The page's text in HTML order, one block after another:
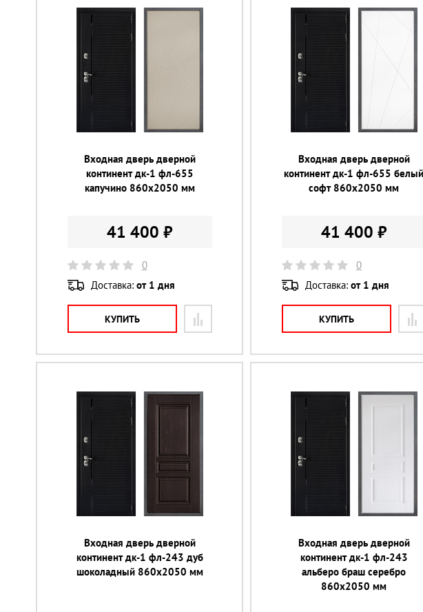
Входная дверь дверной
континент дк-1 фл-655
капучино 860х2050 мм
41 400 ₽
0
Доставка: от 1 дня
КУПИТЬ
Входная дверь дверной
континент дк-1 фл-655 белый
софт 860х2050 мм
41 400 ₽
0
Доставка: от 1 дня
КУПИТЬ
Входная дверь дверной
континент дк-1 фл-243 дуб
шоколадный 860х2050 мм
Входная дверь дверной
континент дк-1 фл-243
альберо браш серебро
860х2050 мм